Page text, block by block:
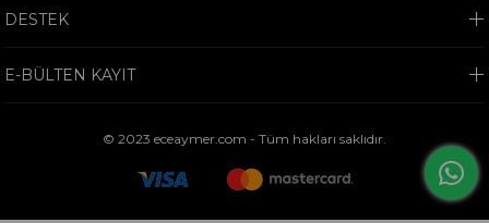
DESTEK
E-BÜLTEN KAYIT
© 2023 eceaymer.com - Tüm hakları saklıdır.